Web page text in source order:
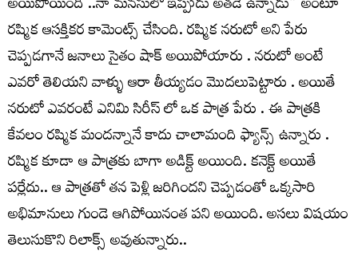
రష్మిక ఆస‌క్తిక‌ర‌ కామెంట్స్ చేసింది. ర‌ష్మిక న‌రుటో అని పేరు
చెప్ప‌డగానే జనాలు సైతం షాక్ అయిపోయారు . నరుటో అంటే
ఎవరో తెలియని వాళ్ళు ఆరా తీయ్యడం మొదలుపెట్టారు . అయితే
నరుటో ఎవ‌రంటే ఎనిమి సిరీస్ లో ఒక పాత్ర పేరు . ఈ పాత్ర‌కి
కేవలం రష్మిక మందన్నానే కాదు చాలామంది ఫ్యాన్స్ ఉన్నారు .
రష్మిక కూడా ఆ పాత్ర‌కు బాగా అడిక్ట్ అయింది. క‌నెక్ట్ అయితే
ప‌ర్లేదు.. ఆ పాత్ర‌తో త‌న పెళ్లి జ‌రిగింద‌ని చెప్ప‌డంతో ఒక్కసారి
అభిమానులు గుండె ఆగిపోయినంత పని అయింది. అస‌లు విష‌యం
తెలుసుకొని రిలాక్స్ అవుతున్నారు..